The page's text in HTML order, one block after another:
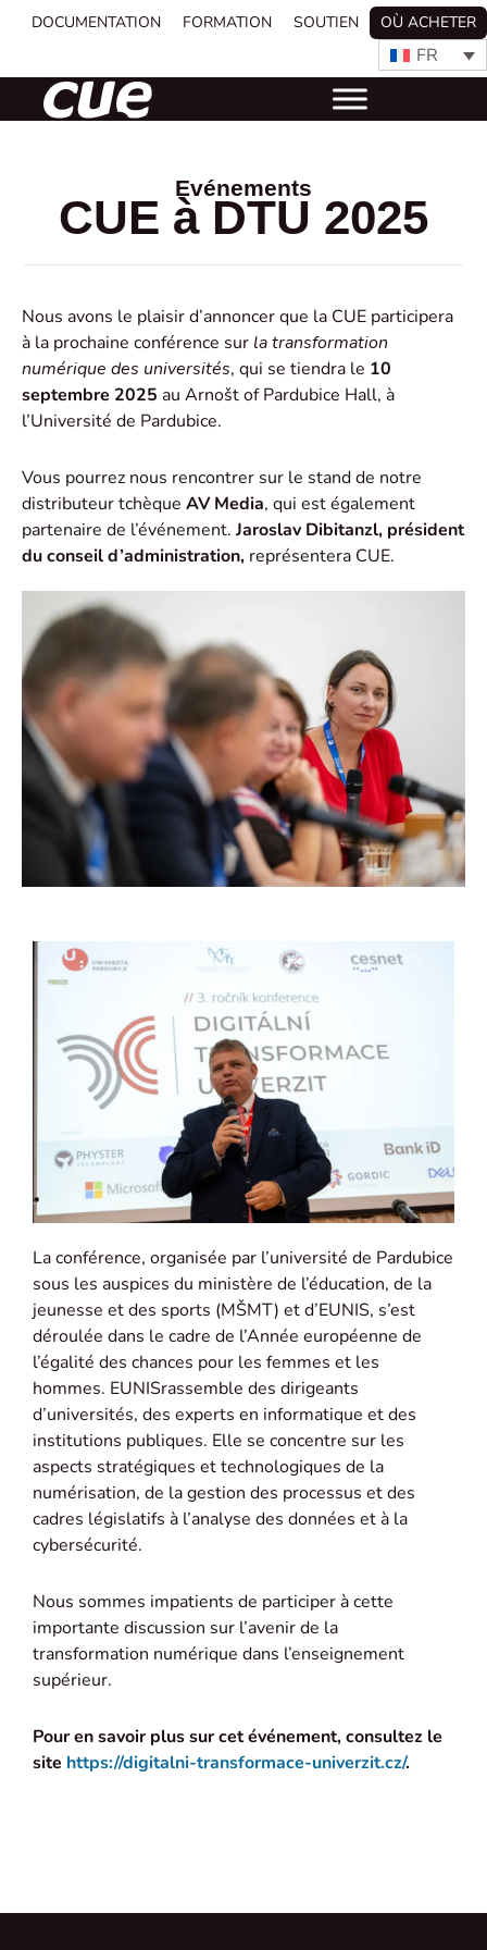
DOCUMENTATION FORMATION SOUTIEN OÙ ACHETER
FR
Evénements
CUE à DTU 2025
Nous avons le plaisir d’annoncer que la CUE participera
à la prochaine conférence sur la transformation
numérique des universités, qui se tiendra le 10
septembre 2025 au Arnošt of Pardubice Hall, à
l’Université de Pardubice.
Vous pourrez nous rencontrer sur le stand de notre
distributeur tchèque AV Media, qui est également
partenaire de l’événement.Jaroslav Dibitanzl, président
du conseil d’administration, représentera CUE.
La conférence, organisée par l’université de Pardubice
sous les auspices du ministère de l’éducation, de la
jeunesse et des sports (MŠMT) et d’EUNIS, s’est
déroulée dans le cadre de l’Année européenne de
l’égalité des chances pour les femmes et les
hommes. EUNISrassemble des dirigeants
d’universités, des experts en informatique et des
institutions publiques. Elle se concentre sur les
aspects stratégiques et technologiques de la
numérisation, de la gestion des processus et des
cadres législatifs à l’analyse des données et à la
cybersécurité.
Nous sommes impatients de participer à cette
importante discussion sur l’avenir de la
transformation numérique dans l’enseignement
supérieur.
Pour en savoir plus sur cet événement, consultez le
site https://digitalni-transformace-univerzit.cz/.